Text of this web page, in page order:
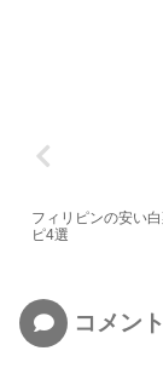
フィリピンの安い
ピ4選
コメント